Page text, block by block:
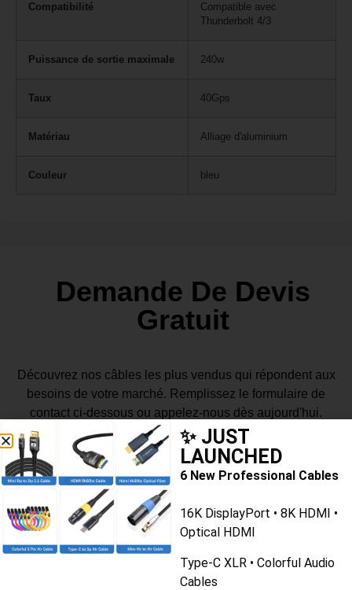
Compatibilité
Compatible avec
Thunderbolt 4/3
Puissance de sortie maximale 240w
Taux 40Gps
Matériau Alliage d'aluminium
Couleur bleu
Demande De Devis
Gratuit
Découvrez nos câbles les plus vendus qui répondent aux
besoins de votre marché. Remplissez le formulaire de
contact ci-dessous ou appelez-nous dès aujourd'hui.
Réponse dans les 24 heures
Envoyez-nous un message si vous avez des questions ou
si vous souhaitez obtenir un devis. Nous vous répondrons
dans les plus brefs délais !
✨ JUST
LAUNCHED
6 New Professional Cables
16K DisplayPort • 8K HDMI •
Optical HDMI
Type-C XLR • Colorful Audio
Cables